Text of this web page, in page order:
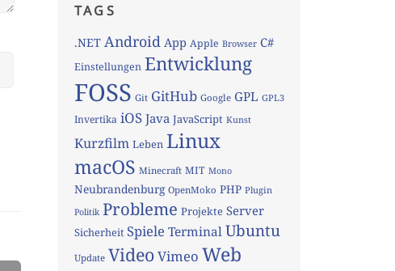
TAGS
.NET Android App Apple Browser C#
Einstellungen Entwicklung
FOSS Git GitHub Google GPL GPL3
Invertika iOS Java JavaScript Kunst
Kurzfilm Leben Linux
macOS Minecraft MIT Mono
Neubrandenburg OpenMoko PHP Plugin
Politik Probleme Projekte Server
Sicherheit Spiele TerminalUbuntu
Update VideoVimeo Web